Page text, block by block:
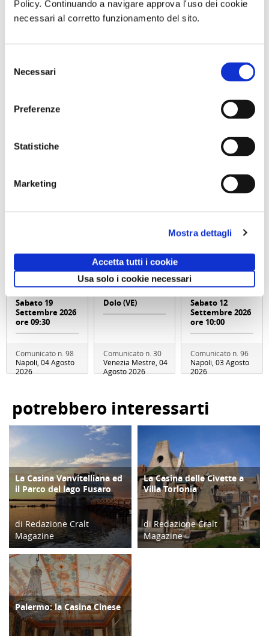
Policy. Continuando a navigare approva l'uso dei cookie
necessari al corretto funzionamento del sito.
delNecessari
Preferenze
Statistiche
Marketing
Mostra dettagli
Accetta tutti i cookie
Usa solo i cookie necessari
uno dei più singolari e interessanti manufatti dei primi
anni del secolo scorso.
attività correlate:
Trekking con
MONTE FAITO -
UNA TERRAZZA
Sabato 19
Settembre 2026
ore 09:30
Comunicato n. 98
Napoli, 04 Agosto
2026
GARA DI PESCA
– Naviglio del
Brenta - Sabato
12 Settembre
Dolo (VE)
Comunicato n. 30
Venezia Mestre, 04
Agosto 2026
Giornata in
picnic L’OASI
NATURALISTICA
Sabato 12
Settembre 2026
ore 10:00
Comunicato n. 96
Napoli, 03 Agosto
2026
potrebbero interessarti
ATTIVITÀ
La Casina Vanvitelliana ed
il Parco del lago Fusaro
di Redazione Cralt
Magazine
19/03/19
ATTIVITÀ
La Casina delle Civette a
Villa Torlonia
di Redazione Cralt
Magazine
TURISMO
Palermo: la Casina Cinese